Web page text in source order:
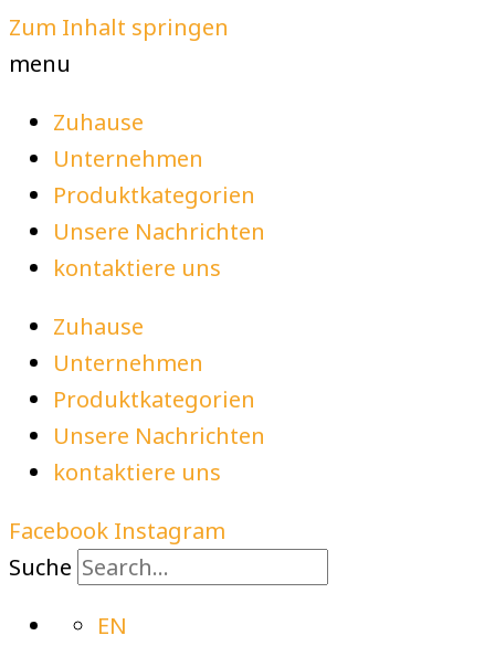
Zum Inhalt springen
menu
Zuhause
Unternehmen
Produktkategorien
Unsere Nachrichten
kontaktiere uns
Zuhause
Unternehmen
Produktkategorien
Unsere Nachrichten
kontaktiere uns
Facebook Instagram
Suche
EN